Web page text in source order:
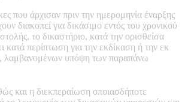
που άρχισαν πριν την ημερομηνία έναρξης
διακοπεί για δικάσιμο εντός του χρονικού
το δικαστήριο, κατά την ορισθείσα
κατά περίπτωση για την εκδίκαση ή την εκ
λαμβανομένων υπόψη των παραπάνω
και η διεκπεραίωση οποιασδήποτε